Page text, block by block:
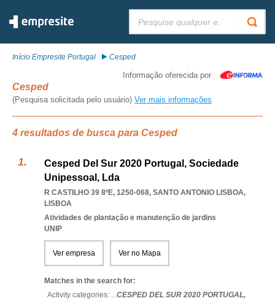
Início Empresite Portugal Cesped
Informação oferecida por
Cesped
(Pesquisa solicitada pelo usuário) Ver mais informações
4 resultados de busca para Cesped
Cesped Del Sur 2020 Portugal, Sociedade
Unipessoal, Lda
R CASTILHO 39 8ºE, 1250-068, SANTO ANTONIO LISBOA,
LISBOA
Atividades de plantação e manutenção de jardins
UNIP
Ver empresa Ver no Mapa
Matches in the search for:
Activity categories: ...CESPED DEL SUR 2020 PORTUGAL,